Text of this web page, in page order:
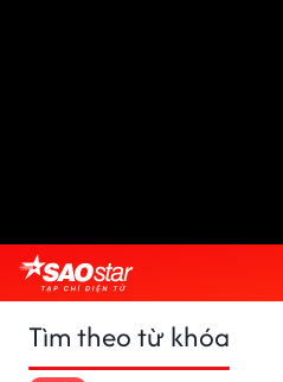
Tìm theo từ khóa